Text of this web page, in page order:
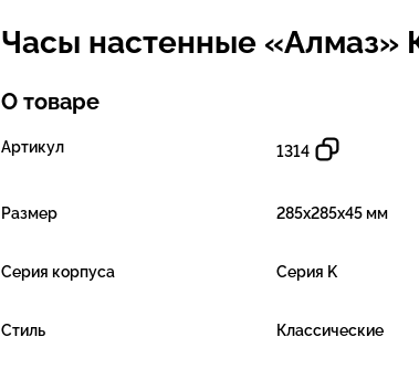
Часы настенные «Алмаз»
О товаре
Артикул 1314
Размер 285х285х45 мм
Серия корпуса Серия K
Стиль Классические